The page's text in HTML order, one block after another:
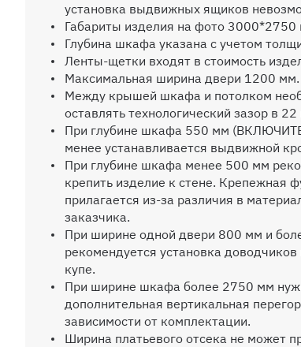
Дополнительная
Дополнительная полка до
Дополнительная полка от
Дополнительная штанга
Выкатная корзина Сибо
установка выдвижных ящиков
Габариты изделия на фото 3000*2750
Глубина шкафа указана с учетом
Ленты-щетки входят в стоимость
Максимальная ширина двери 1200 мм.
Между крышей шкафа и потолком
оставлять технологический зазор в
При глубине шкафа 550 мм
менее устанавливается выдвижной
При глубине шкафа менее 500 мм
крепить изделие к стене. Крепежная
прилагается из-за различия в
заказчика.
При ширине одной двери 800 мм и
рекомендуется установка
купе.
При ширине шкафа более 2750 мм
дополнительная вертикальная
зависимости от комплектации.
Ширина платьевого отсека не может